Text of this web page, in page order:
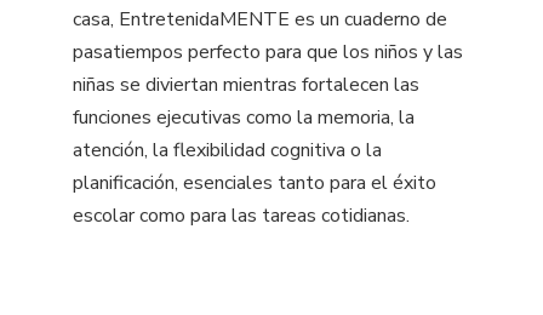
casa, EntretenidaMENTE es un cuaderno de
pasatiempos perfecto para que los niños y las
niñas se diviertan mientras fortalecen las
funciones ejecutivas como la memoria, la
atención, la flexibilidad cognitiva o la
planificación, esenciales tanto para el éxito
escolar como para las tareas cotidianas.